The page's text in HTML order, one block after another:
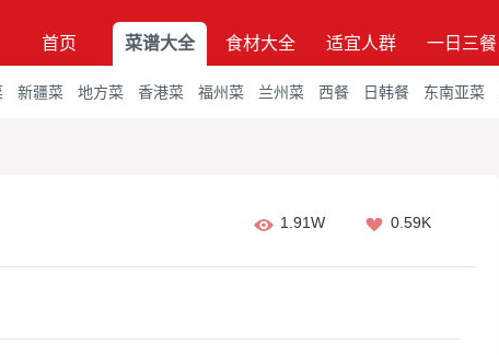
首页 菜谱大全 食材大全 适宜人群 一日三餐
新疆菜 地方菜 香港菜 福州菜 兰州菜 西餐 日韩餐 东南亚菜
1.91W 0.59K